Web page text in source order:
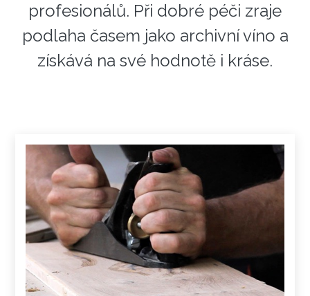
profesionálů. Při dobré péči zraje
podlaha časem jako archivní víno a
získává na své hodnotě i kráse.